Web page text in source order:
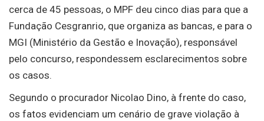
cerca de 45 pessoas, o MPF deu cinco dias para que a
Fundação Cesgranrio, que organiza as bancas, e para o
MGI (Ministério da Gestão e Inovação), responsável
pelo concurso, respondessem esclarecimentos sobre
os casos.
Segundo o procurador Nicolao Dino, à frente do caso,
os fatos evidenciam um cenário de grave violação à